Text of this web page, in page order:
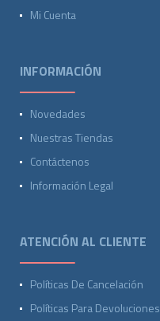
Mi Cuenta
INFORMACIÓN
Novedades
Nuestras Tiendas
Contáctenos
Información Legal
ATENCIÓN AL CLIENTE
Políticas De Cancelación
Políticas Para Devoluciones